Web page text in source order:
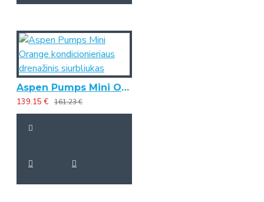
Aspen Pumps Mini Orange kondicionieriaus drenažinis siurbliukas
139.15 € 161.23 €